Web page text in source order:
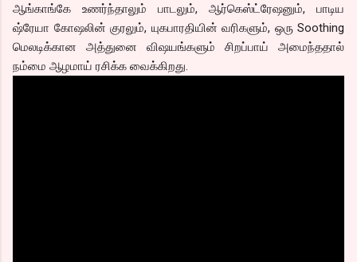
ஆங்காங்கே உணர்ந்தாலும் பாடலும், ஆர்கெஸ்ட்ரேஷனும், பாடிய
ஷ்ரேயா கோஷலின் குரலும், யுகபாரதியின் வரிகளும், ஒரு Soothing
மெலடிக்கான அத்துனை விஷயங்களும் சிறப்பாய் அமைந்ததால்
நம்மை ஆழமாய் ரசிக்க வைக்கிறது.